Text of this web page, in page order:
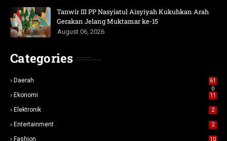
Tanwir III PP Nasyiatul Aisyiyah Kukuhkan Arah
Gerakan Jelang Muktamar ke-15
August 06, 2026
Categories
Daerah
61
0
Ekonomi 11
Elektronik 2
Entertainment 2
Fashion 10